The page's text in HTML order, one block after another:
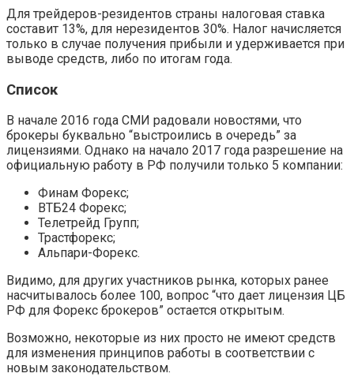
Для трейдеров-резидентов страны налоговая ставка
составит 13%, для нерезидентов 30%. Налог начисляется
только в случае получения прибыли и удерживается при
выводе средств, либо по итогам года.
Список
В начале 2016 года СМИ радовали новостями, что
брокеры буквально “выстроились в очередь” за
лицензиями. Однако на начало 2017 года разрешение на
официальную работу в РФ получили только 5 компании:
Финам Форекс;
ВТБ24 Форекс;
Телетрейд Групп;
Трастфорекс;
Альпари-Форекс.
Видимо, для других участников рынка, которых ранее
насчитывалось более 100, вопрос “что дает лицензия ЦБ
РФ для Форекс брокеров” остается открытым.
Возможно, некоторые из них просто не имеют средств
для изменения принципов работы в соответствии с
новым законодательством.